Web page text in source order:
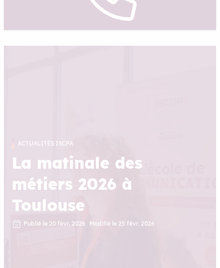
ACTUALITÉS ISCPA
La matinale des
métiers 2026 à
Toulouse
Publié le 20 févr. 2026 Modifié le 25 févr. 2026